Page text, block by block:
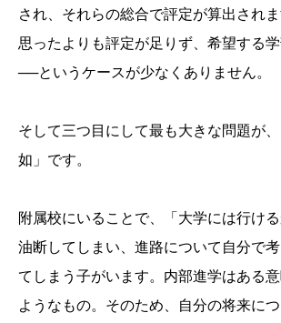
され、それらの総合で評定が算出されま
思ったよりも評定が足りず、希望する
──というケースが少なくありません。
そして三つ目にして最も大きな問題が
如」です。
附属校にいることで、「大学には行け
油断してしまい、進路について自分で
てしまう子がいます。内部進学はある
ようなもの。そのため、自分の将来に